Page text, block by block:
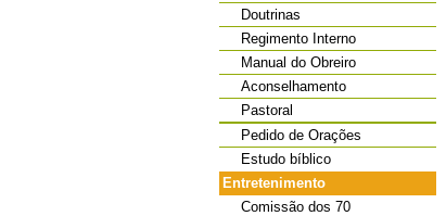
Doutrinas
Regimento Interno
Manual do Obreiro
Aconselhamento
Pastoral
Pedido de Orações
Estudo bíblico
Entretenimento
Comissão dos 70